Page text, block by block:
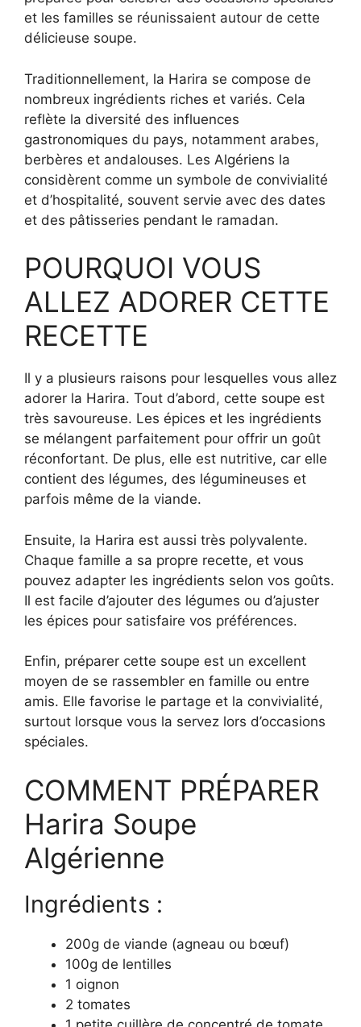
et les familles se réunissaient autour de cette
délicieuse soupe.
Traditionnellement, la Harira se compose de
nombreux ingrédients riches et variés. Cela
reflète la diversité des influences
gastronomiques du pays, notamment arabes,
berbères et andalouses. Les Algériens la
considèrent comme un symbole de convivialité
et d’hospitalité, souvent servie avec des dates
et des pâtisseries pendant le ramadan.
POURQUOI VOUS
ALLEZ ADORER CETTE
RECETTE
Il y a plusieurs raisons pour lesquelles vous allez
adorer la Harira. Tout d’abord, cette soupe est
très savoureuse. Les épices et les ingrédients
se mélangent parfaitement pour offrir un goût
réconfortant. De plus, elle est nutritive, car elle
contient des légumes, des légumineuses et
parfois même de la viande.
Ensuite, la Harira est aussi très polyvalente.
Chaque famille a sa propre recette, et vous
pouvez adapter les ingrédients selon vos goûts.
Il est facile d’ajouter des légumes ou d’ajuster
les épices pour satisfaire vos préférences.
Enfin, préparer cette soupe est un excellent
moyen de se rassembler en famille ou entre
amis. Elle favorise le partage et la convivialité,
surtout lorsque vous la servez lors d’occasions
spéciales.
COMMENT PRÉPARER
Harira Soupe
Algérienne
Ingrédients :
200g de viande (agneau ou bœuf)
100g de lentilles
1 oignon
2 tomates